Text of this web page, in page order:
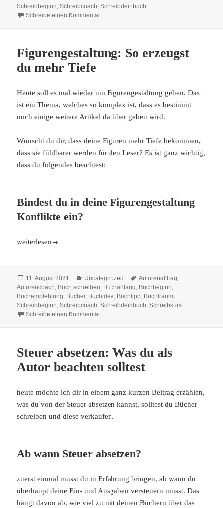
Schreibbeginn ,Schreibcoach ,Schreibdeinbuch
Schreibe einen Kommentarzu Figurengestaltung: Sinne ansprechen
Figurengestaltung: So erzeugst
du mehr Tiefe
Heute soll es mal wieder um Figurengestaltung gehen. Das
ist ein Thema, welches so komplex ist, dass es bestimmt
noch einige weitere Artikel darüber geben wird.
Wünscht du dir, dass deine Figuren mehr Tiefe bekommen,
dass sie fühlbarer werden für den Leser? Es ist ganz wichtig,
dass du folgendes beachtest:
Bindest du in deine Figurengestaltung
Konflikte ein?
Figurengestaltung: So erzeugst du mehr Tiefe
weiterlesen
Veröffentlicht
am
11. August 2021 Kategorien
Uncategorized Schlagwörter
Autorenalltrag,
Autorencoach, Buch schreiben, Buchanfang, Buchbeginn,
Buchempfehlung, Bücher, Buchidee, Buchtipp, Buchtraum,
Schreibbeginn,Schreibcoach,Schreibdeinbuch,Schreibkurs
Schreibe einen Kommentarzu Figurengestaltung: So erzeugst du mehr
Steuer absetzen: Was du als
Autor beachten solltest
heute möchte ich dir in einem ganz kurzen Beitrag erzählen,
was du von der Steuer absetzen kannst, solltest du Bücher
schreiben und diese verkaufen.
Ab wann Steuer absetzen?
zuerst einmal musst du in Erfahrung bringen, ab wann du
überhaupt deine Ein- und Ausgaben versteuern musst. Das
hängt davon ab, wie viel zu mit deinen Büchern über das